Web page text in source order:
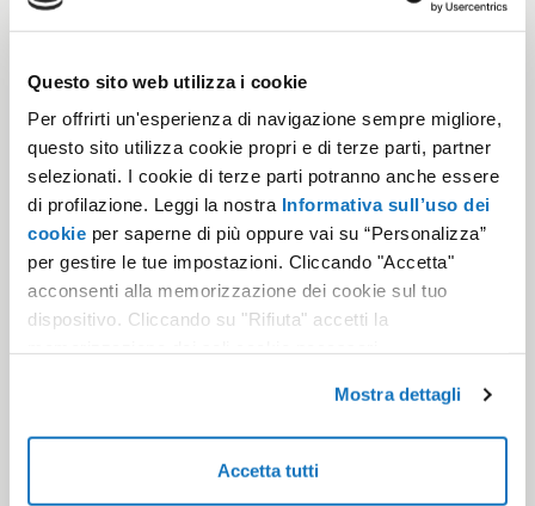
Questo sito web utilizza i cookie
Per offrirti un'esperienza di navigazione sempre migliore,
questo sito utilizza cookie propri e di terze parti, partner
selezionati. I cookie di terze parti potranno anche essere
di profilazione. Leggi la nostra Informativa sull’uso dei
cookie per saperne di più oppure vai su “Personalizza”
per gestire le tue impostazioni. Cliccando "Accetta"
acconsenti alla memorizzazione dei cookie sul tuo
dispositivo. Cliccando su "Rifiuta" accetti la
Mostra dettagli
Accetta tutti
verified
20+ Anni
Di esperienza nel settore
groups
star